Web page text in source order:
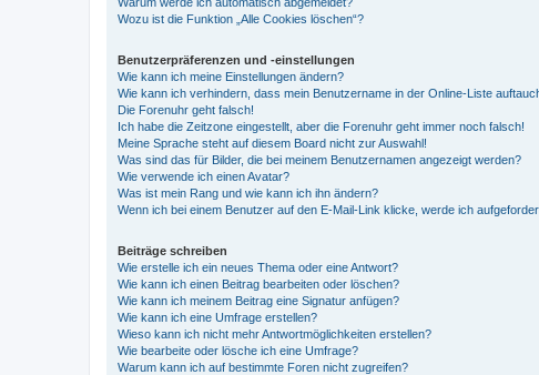
Wozu ist die Funktion „Alle Cookies löschen“?
Benutzerpräferenzen und -einstellungen
Wie kann ich meine Einstellungen ändern?
Wie kann ich verhindern, dass mein Benutzername in der Online-Liste
Die Forenuhr geht falsch!
Ich habe die Zeitzone eingestellt, aber die Forenuhr geht immer noch falsch!
Meine Sprache steht auf diesem Board nicht zur Auswahl!
Was sind das für Bilder, die bei meinem Benutzernamen angezeigt werden?
Wie verwende ich einen Avatar?
Was ist mein Rang und wie kann ich ihn ändern?
Wenn ich bei einem Benutzer auf den E-Mail-Link klicke, werde ich
Beiträge schreiben
Wie erstelle ich ein neues Thema oder eine Antwort?
Wie kann ich einen Beitrag bearbeiten oder löschen?
Wie kann ich meinem Beitrag eine Signatur anfügen?
Wie kann ich eine Umfrage erstellen?
Wieso kann ich nicht mehr Antwortmöglichkeiten erstellen?
Wie bearbeite oder lösche ich eine Umfrage?
Warum kann ich auf bestimmte Foren nicht zugreifen?